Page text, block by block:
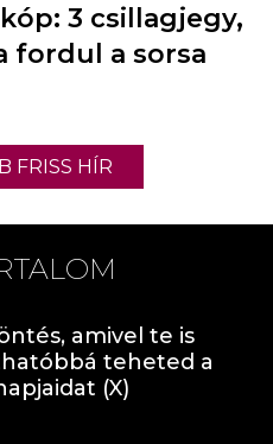
3 csillagjegy,
fordul a sorsa
FRISS HÍR
amivel te is
teheted a
(X)